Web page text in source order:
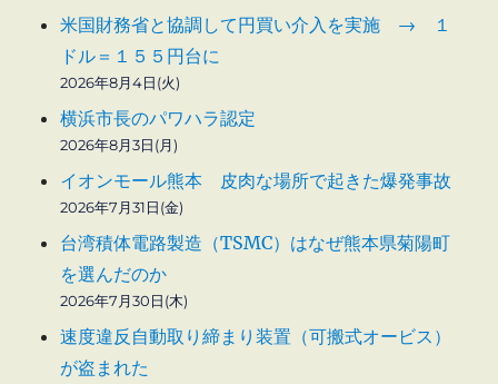
米国財務省と協調して円買い介入を実施 → １
ドル＝１５５円台に
2026年8月4日(火)
横浜市長のパワハラ認定
2026年8月3日(月)
イオンモール熊本 皮肉な場所で起きた爆発事故
2026年7月31日(金)
台湾積体電路製造（TSMC）はなぜ熊本県菊陽町
を選んだのか
2026年7月30日(木)
速度違反自動取り締まり装置（可搬式オービス）
が盗まれた